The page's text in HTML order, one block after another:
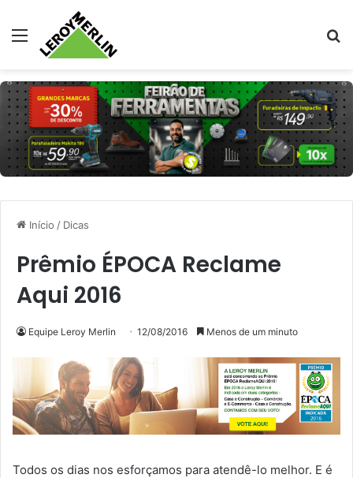
Menu
Início / Dicas
Prêmio ÉPOCA Reclame
Aqui 2016
Equipe Leroy Merlin 12/08/2016 Menos de um minuto
Todos os dias nos esforçamos para atendê-lo melhor. E é